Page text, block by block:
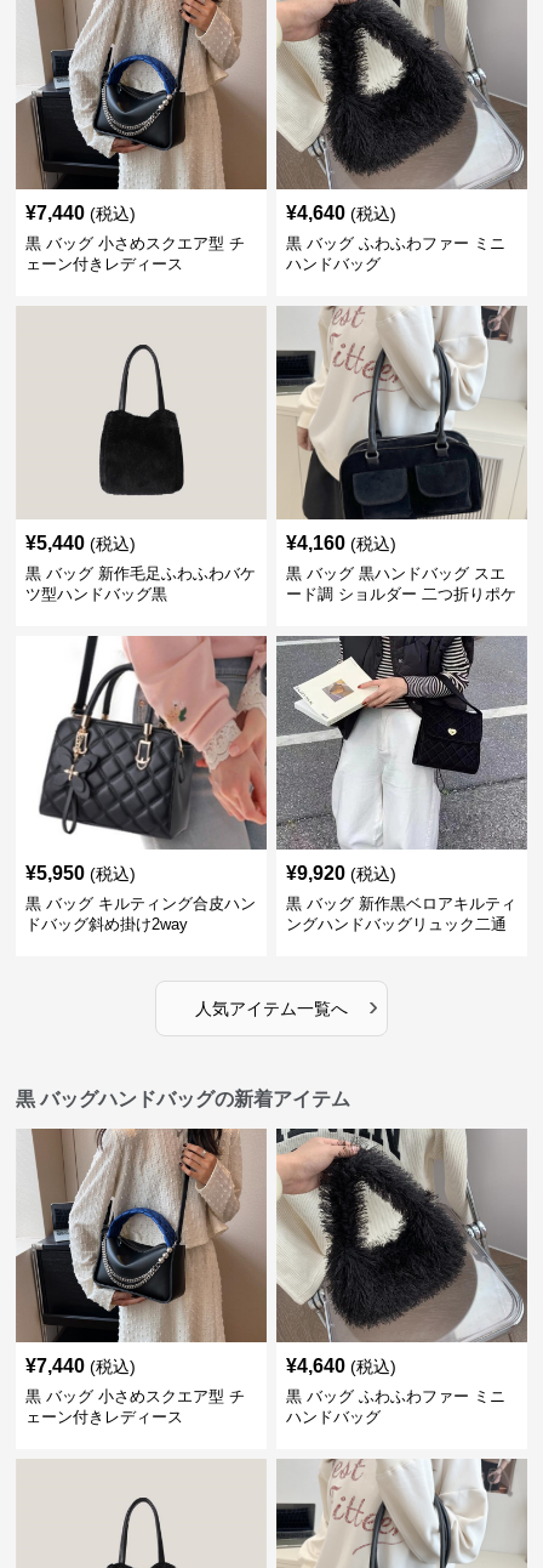
¥7,440 (税込)
黒 バッグ 小さめスクエア型 チ
ェーン付きレディース
¥4,640 (税込)
黒 バッグ ふわふわファー ミニ
ハンドバッグ
¥5,440 (税込)
黒 バッグ 新作毛足ふわふわバケ
ツ型ハンドバッグ黒
¥4,160 (税込)
黒 バッグ 黒ハンドバッグ スエ
ード調 ショルダー 二つ折りポケ
¥5,950 (税込)
黒 バッグ キルティング合皮ハン
ドバッグ斜め掛け2way
¥9,920 (税込)
黒 バッグ 新作黒ベロアキルティ
ングハンドバッグリュック二通
人気アイテム一覧へ ›
黒 バッグハンドバッグの新着アイテム
¥7,440 (税込)
黒 バッグ 小さめスクエア型 チ
ェーン付きレディース
¥4,640 (税込)
黒 バッグ ふわふわファー ミニ
ハンドバッグ